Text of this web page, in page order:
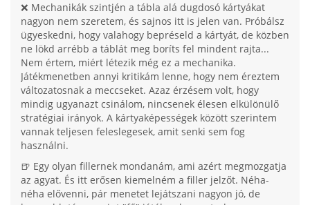
❌ Mechanikák szintjén a tábla alá dugdosó kártyákat
nagyon nem szeretem, és sajnos itt is jelen van. Próbálsz
ügyeskedni, hogy valahogy bepréseld a kártyát, de közben
ne lökd arrébb a táblát meg boríts fel mindent rajta...
Nem értem, miért létezik még ez a mechanika.
Játékmenetben annyi kritikám lenne, hogy nem éreztem
változatosnak a meccseket. Azaz érzésem volt, hogy
mindig ugyanazt csinálom, nincsenek élesen elkülönülő
stratégiai irányok. A kártyaképességek között szerintem
vannak teljesen feleslegesek, amit senki sem fog
használni.
🍺 Egy olyan fillernek mondanám, ami azért megmozgatja
az agyat. És itt erősen kiemelném a filler jelzőt. Néha-
néha elővenni, pár menetet lejátszani nagyon jó, de